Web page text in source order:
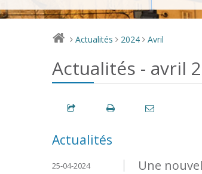
> Actualités > 2024 > Avril
Actualités - avril
Actualités
Une
25-04-2024